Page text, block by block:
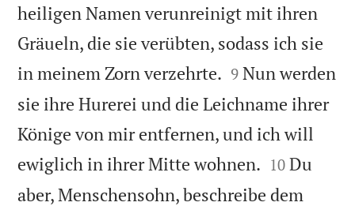
heiligen Namen verunreinigt mit ihren
Gräueln, die sie verübten, sodass ich sie
in meinem Zorn verzehrte. 

9 Nun werden
sie ihre Hurerei und die Leichname ihrer
Könige von mir entfernen, und ich will
ewiglich in ihrer Mitte wohnen. 

10 Du
aber, Menschensohn, beschreibe dem